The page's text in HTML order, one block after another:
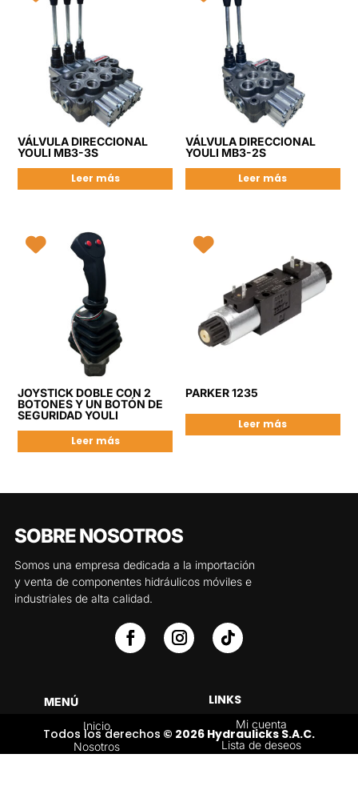
VÁLVULA DIRECCIONAL
YOULI MB3-3S
Leer más
VÁLVULA DIRECCIONAL
YOULI MB3-2S
Leer más
JOYSTICK DOBLE CON 2
BOTONES Y UN BOTÓN DE
SEGURIDAD YOULI
Leer más
PARKER 1235
Leer más
SOBRE NOSOTROS
Somos una empresa dedicada a la importación
y venta de componentes hidráulicos móviles e
industriales de alta calidad.
MENÚ
Inicio
Nosotros
LINKS
Mi cuenta
Lista de deseos
Todos los derechos © 2026 Hydraulicks S.A.C.